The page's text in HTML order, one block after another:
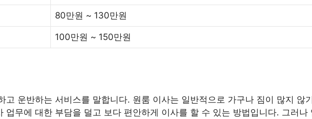
80만원 ~ 130만원
100만원 ~ 150만원
고 운반하는 서비스를 말합니다. 원룸 이사는 일반적으로 가구나 짐이 많지 않
업무에 대한 부담을 덜고 보다 편안하게 이사를 할 수 있는 방법입니다. 그러나